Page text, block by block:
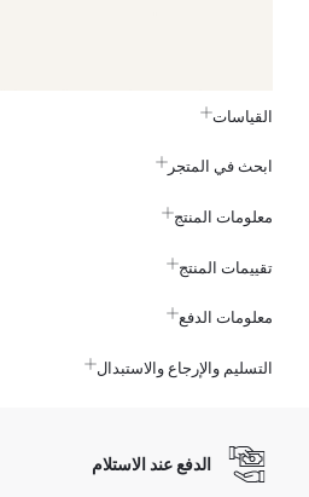
القياسات
ابحث في المتجر
معلومات المنتج
تقييمات المنتج
معلومات الدفع
التسليم والإرجاع والاستبدال
الدفع عند الاستلام